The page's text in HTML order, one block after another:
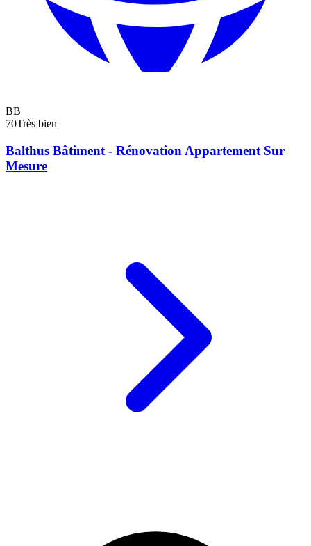
BB
70Très bien
Balthus Bâtiment - Rénovation Appartement Sur
Mesure